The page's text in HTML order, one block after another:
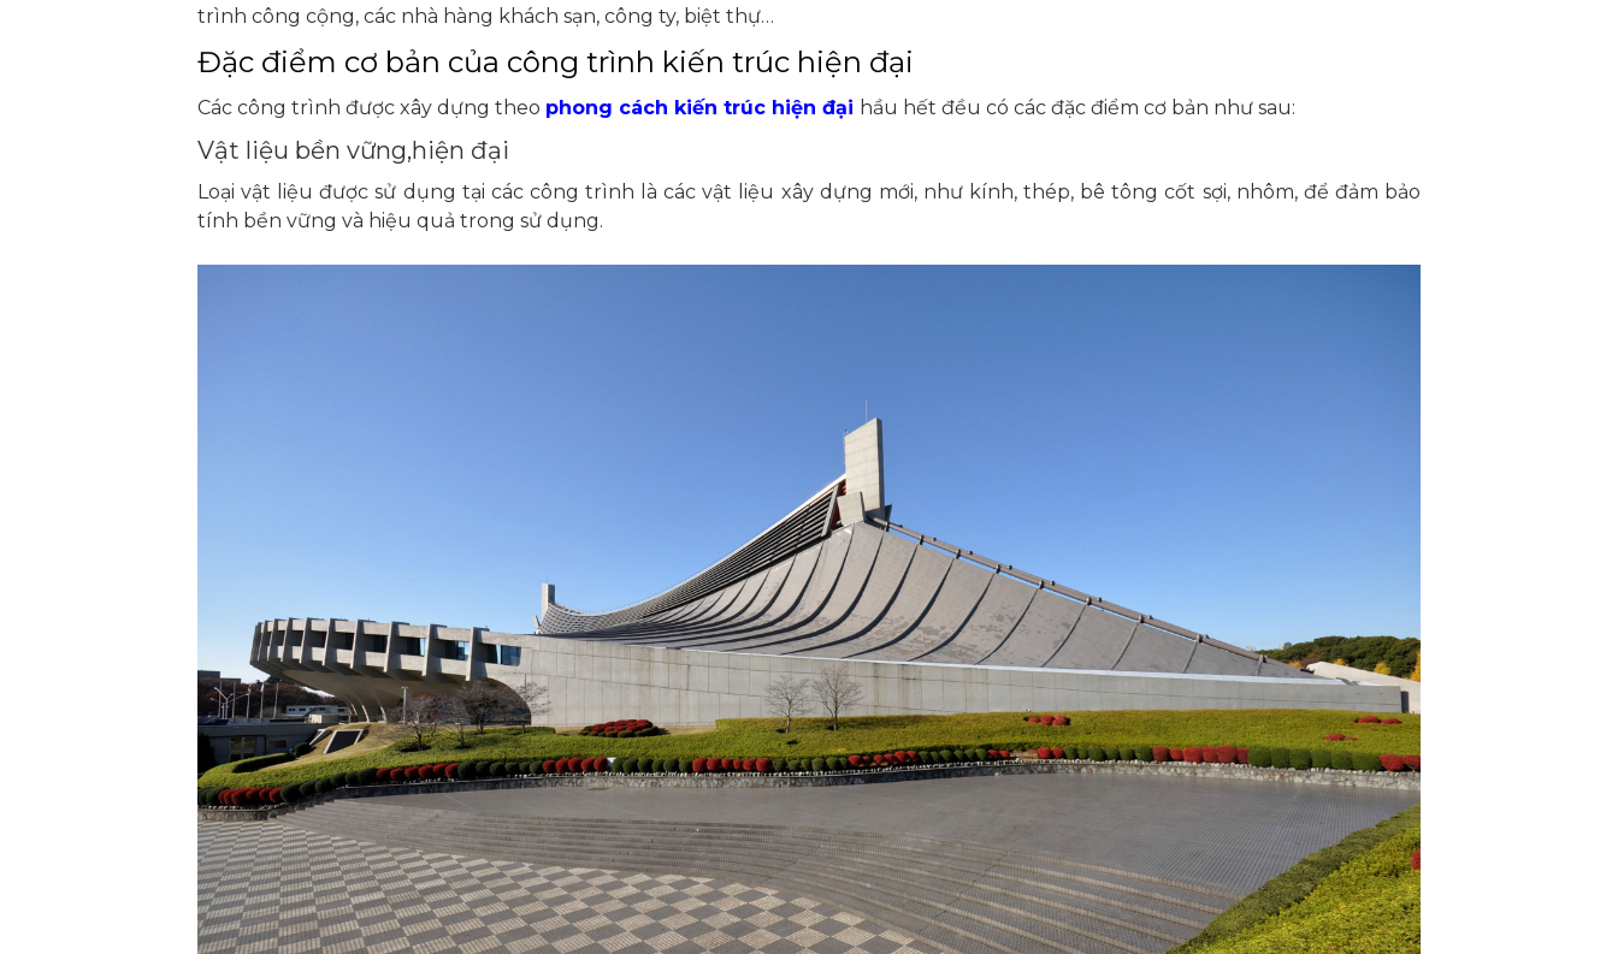
trình công cộng, các nhà hàng khách sạn, công ty, biệt thự…
Đặc điểm cơ bản của công trình kiến trúc hiện đại
Các công trình được xây dựng theo phong cách kiến trúc hiện đại hầu hết đều có các đặc điểm cơ bản như sau:
Vật liệu bền vững,hiện đại
Loại vật liệu được sử dụng tại các công trình là các vật liệu xây dựng mới, như kính, thép, bê tông cốt sợi, nhôm, để đảm bảo
tính bền vững và hiệu quả trong sử dụng.